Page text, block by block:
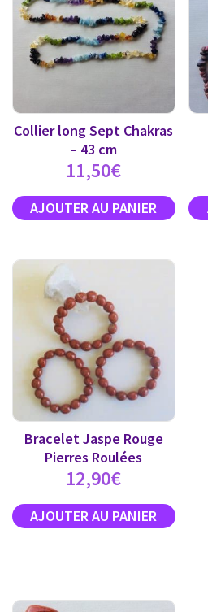
Collier long Sept Chakras
– 43 cm
11,50€
Bracelet Jaspe Rouge
Pierres Roulées
12,90€